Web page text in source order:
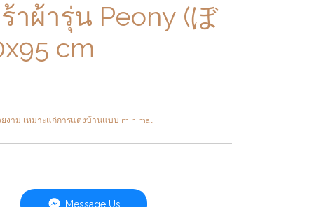
าผ้ารุ่น Peony (ぼ​
cm
ยงาม เหมาะแก่การแต่งบ้านแบบ minimal
Message Us